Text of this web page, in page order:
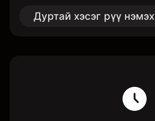
Дуртай хэсэг рүү нэмэх